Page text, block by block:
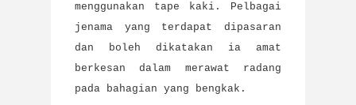
menggunakan tape kaki. Pelbagai
jenama yang terdapat dipasaran
dan boleh dikatakan ia amat
berkesan dalam merawat radang
pada bahagian yang bengkak.